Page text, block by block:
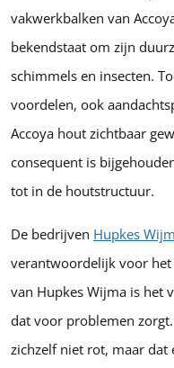
vakwerkbalken van
bekendstaat om zijn
schimmels en insecten.
voordelen, ook
Accoya hout zichtbaar
consequent is
tot in de houtstructuur.
De bedrijven Hupkes
verantwoordelijk voor het
van Hupkes Wijma is het
dat voor problemen
zichzelf niet rot, maar